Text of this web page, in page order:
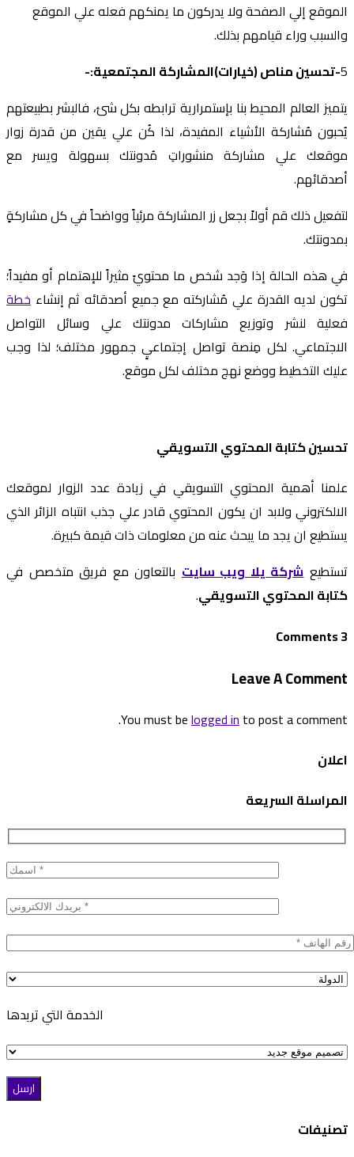
الموقع إلي الصفحة ولا يدركون ما يمنكهم فعله علي الموقع
والسبب وراء قيامهم بذلك.
5-تحسين مناص (خيارات)المشاركة المجتمعية:-
يتميز العالم المحيط بنا بإستمرارية ترابطه بكل شئ، فالبشر بطبيعتهم
يُحبون مُشاركة الأشياء المفيدة، لذا كُن علي يقين من قدرة زوار
موقعك علي مشاركة منشوراتِ مُدونتك بسهولة ويسر مع
أصدقائهم.
لتفعيل ذلك قم أولاً بجعل زر المشاركة مرئياً وواضحاً في كل مشاركةٍ
بمدونتك.
في هذه الحالة إذا وَجد شخص ما محتويً مثيراً للإهتمام أو مفيداً؛
تكون لديه القدرة علي مُشاركته مع جميع أصدقائه ثم إنشاء خطة
فعلية لنشر وتوزيع مشاركات مدونتك علي وسائل التواصل
الاجتماعي. لكل مِنصة تواصل إجتماعيٍ جمهور مختلف؛ لذا وجب
عليك التخطيط ووضع نهج مختلف لكل موقع.
تحسين كتابة المحتوي التسويقي
علمنا أهمية المحتوي التسويقي في زيادة عدد الزوار لموقعك
الالكتروني ولابد ان يكون المحتوي قادر علي جذب انتباه الزائر الذي
يستطيع ان يجد ما يبحث عنه من معلومات ذات قيمة كبيرة.
تستطيعشركة يلا ويب سايتبالتعاون مع فريق متخصص في
كتابة المحتوي التسويقي.
3 Comments
Leave A Comment
You must belogged into post a comment.
اعلان
المراسلة السريعة
الخدمة التي تريدها
تصنيفات